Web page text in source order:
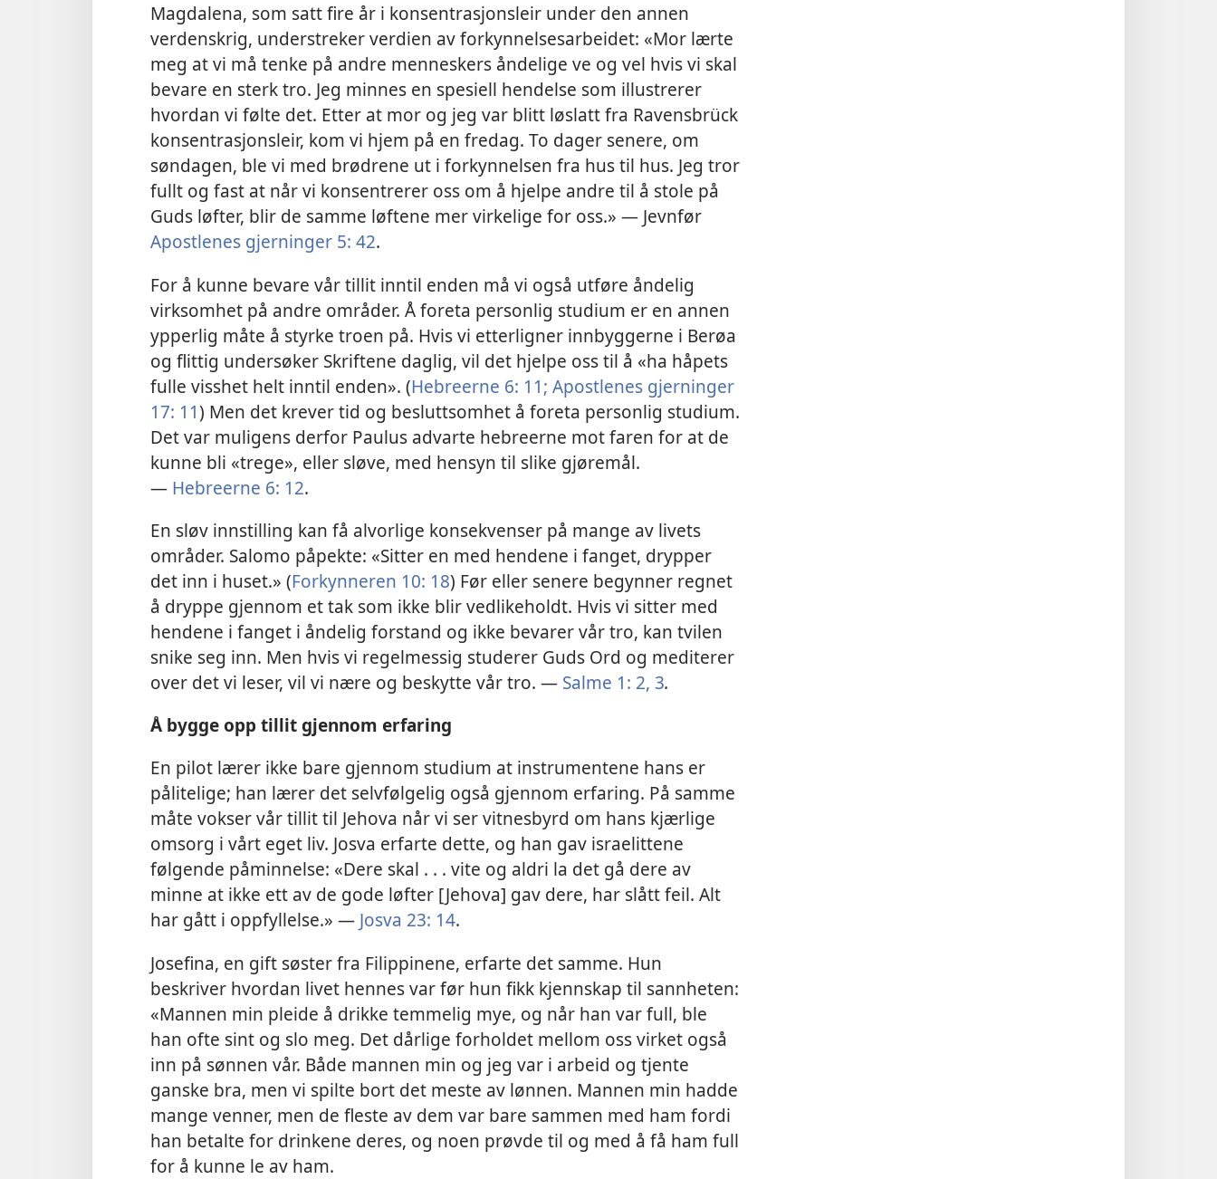
Magdalena, som satt fire år i konsentrasjonsleir under den annen
verdenskrig, understreker verdien av forkynnelsesarbeidet: «Mor lærte
meg at vi må tenke på andre menneskers åndelige ve og vel hvis vi skal
bevare en sterk tro. Jeg minnes en spesiell hendelse som illustrerer
hvordan vi følte det. Etter at mor og jeg var blitt løslatt fra Ravensbrück
konsentrasjonsleir, kom vi hjem på en fredag. To dager senere, om
søndagen, ble vi med brødrene ut i forkynnelsen fra hus til hus. Jeg tror
fullt og fast at når vi konsentrerer oss om å hjelpe andre til å stole på
Guds løfter, blir de samme løftene mer virkelige for oss.» — Jevnfør
Apostlenes gjerninger 5: 42.
For å kunne bevare vår tillit inntil enden må vi også utføre åndelig
virksomhet på andre områder. Å foreta personlig studium er en annen
ypperlig måte å styrke troen på. Hvis vi etterligner innbyggerne i Berøa
og flittig undersøker Skriftene daglig, vil det hjelpe oss til å «ha håpets
fulle visshet helt inntil enden». (Hebreerne 6: 11; Apostlenes gjerninger
17: 11) Men det krever tid og besluttsomhet å foreta personlig studium.
Det var muligens derfor Paulus advarte hebreerne mot faren for at de
kunne bli «trege», eller sløve, med hensyn til slike gjøremål.
— Hebreerne 6: 12.
En sløv innstilling kan få alvorlige konsekvenser på mange av livets
områder. Salomo påpekte: «Sitter en med hendene i fanget, drypper
det inn i huset.» (Forkynneren 10: 18) Før eller senere begynner regnet
å dryppe gjennom et tak som ikke blir vedlikeholdt. Hvis vi sitter med
hendene i fanget i åndelig forstand og ikke bevarer vår tro, kan tvilen
snike seg inn. Men hvis vi regelmessig studerer Guds Ord og mediterer
over det vi leser, vil vi nære og beskytte vår tro. — Salme 1: 2, 3.
Å bygge opp tillit gjennom erfaring
En pilot lærer ikke bare gjennom studium at instrumentene hans er
pålitelige; han lærer det selvfølgelig også gjennom erfaring. På samme
måte vokser vår tillit til Jehova når vi ser vitnesbyrd om hans kjærlige
omsorg i vårt eget liv. Josva erfarte dette, og han gav israelittene
følgende påminnelse: «Dere skal . . . vite og aldri la det gå dere av
minne at ikke ett av de gode løfter [Jehova] gav dere, har slått feil. Alt
har gått i oppfyllelse.» — Josva 23: 14.
Josefina, en gift søster fra Filippinene, erfarte det samme. Hun
beskriver hvordan livet hennes var før hun fikk kjennskap til sannheten:
«Mannen min pleide å drikke temmelig mye, og når han var full, ble
han ofte sint og slo meg. Det dårlige forholdet mellom oss virket også
inn på sønnen vår. Både mannen min og jeg var i arbeid og tjente
ganske bra, men vi spilte bort det meste av lønnen. Mannen min hadde
mange venner, men de fleste av dem var bare sammen med ham fordi
han betalte for drinkene deres, og noen prøvde til og med å få ham full
for å kunne le av ham.